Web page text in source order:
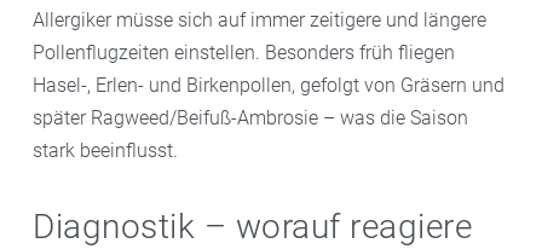
Allergiker müsse sich auf immer zeitigere und längere
Pollenflugzeiten einstellen. Besonders früh fliegen
Hasel-, Erlen- und Birkenpollen, gefolgt von Gräsern und
später Ragweed/Beifuß-Ambrosie – was die Saison
stark beeinflusst.
Diagnostik – worauf reagiere